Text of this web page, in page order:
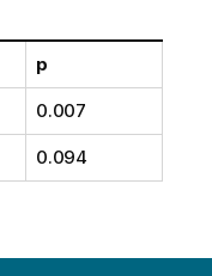
p
0.007
0.094